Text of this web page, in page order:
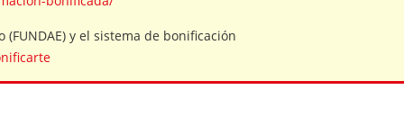
y el sistema de bonificación